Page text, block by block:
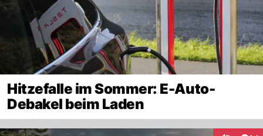
Hitzefalle im Sommer: E-Auto-
Debakel beim Laden